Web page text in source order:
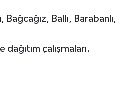
Ballı, Barabanlı,
dağıtım çalışmaları.